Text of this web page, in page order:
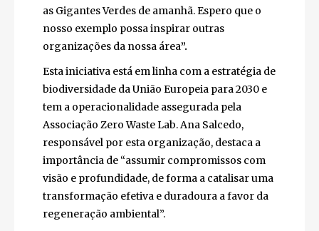
as Gigantes Verdes de amanhã. Espero que o
nosso exemplo possa inspirar outras
organizações da nossa área”.
Esta iniciativa está em linha com a estratégia de
biodiversidade da União Europeia para 2030 e
tem a operacionalidade assegurada pela
Associação Zero Waste Lab. Ana Salcedo,
responsável por esta organização, destaca a
importância de “assumir compromissos com
visão e profundidade, de forma a catalisar uma
transformação efetiva e duradoura a favor da
regeneração ambiental”.